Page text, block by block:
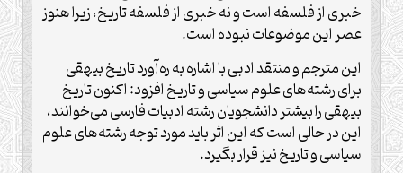
خبری از فلسفه است و نه خبری از فلسفه تاریخ، زیرا هنوز
عصر این موضوعات نبوده است.
این مترجم و منتقد ادبی با اشاره به ره‌آورد تاریخ بیهقی
برای رشته‌های علوم سیاسی و تاریخ افزود: اکنون تاریخ
بیهقی را بیشتر دانشجویان رشته ادبیات فارسی می‌خوانند،
این در حالی است که این اثر باید مورد توجه رشته‌های علوم
سیاسی و تاریخ نیز قرار بگیرد.